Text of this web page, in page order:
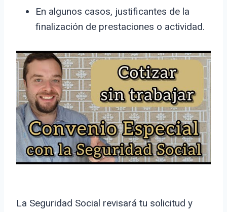
En algunos casos, justificantes de la
finalización de prestaciones o actividad.
La Seguridad Social revisará tu solicitud y